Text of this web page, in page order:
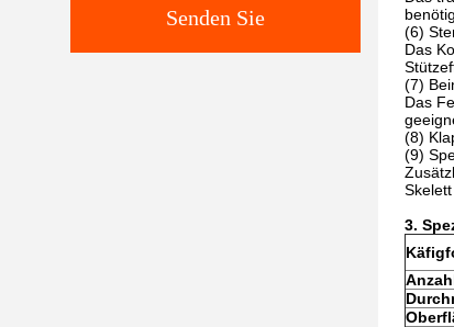
Senden Sie
(6)
Das
(7)
Das
(8)
(9)
3.